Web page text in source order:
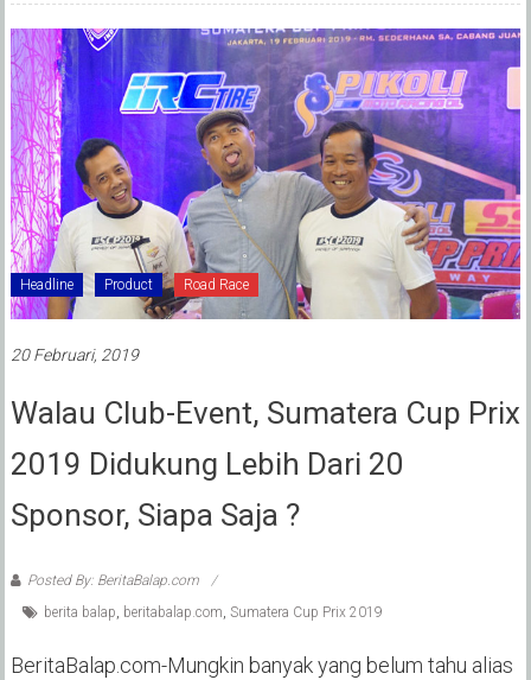
Headline Product Road Race
20 Februari, 2019
Walau Club-Event, Sumatera Cup Prix
2019 Didukung Lebih Dari 20
Sponsor, Siapa Saja ?
Posted By: BeritaBalap.com
berita balap, beritabalap.com, Sumatera Cup Prix 2019
BeritaBalap.com-Mungkin banyak yang belum tahu alias